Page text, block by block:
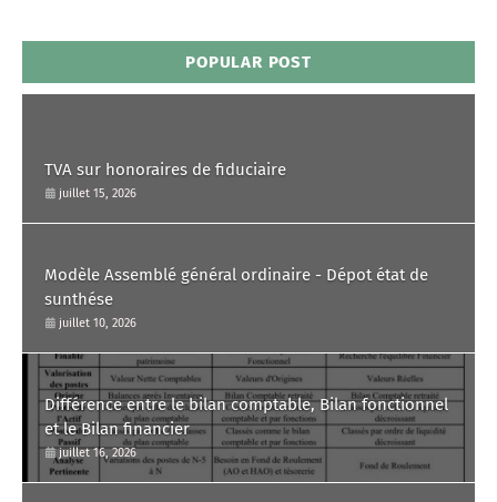
POPULAR POST
TVA sur honoraires de fiduciaire
juillet 15, 2026
Modèle Assemblé général ordinaire - Dépot état de
sunthése
juillet 10, 2026
Différence entre le bilan comptable, Bilan fonctionnel
et le Bilan financier
juillet 16, 2026